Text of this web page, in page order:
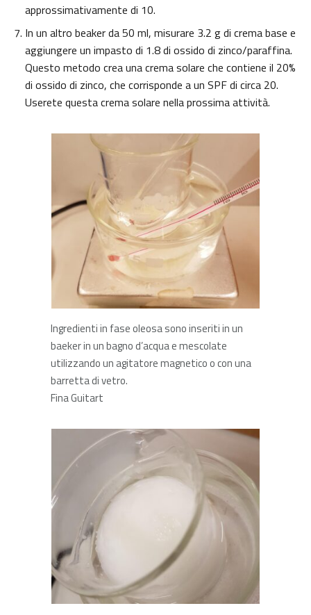
approssimativamente di 10.
In un altro beaker da 50 ml, misurare 3.2 g di crema base e
aggiungere un impasto di 1.8 di ossido di zinco/paraffina.
Questo metodo crea una crema solare che contiene il 20%
di ossido di zinco, che corrisponde a un SPF di circa 20.
Userete questa crema solare nella prossima attività.
Ingredienti in fase oleosa sono inseriti in un
baeker in un bagno d’acqua e mescolate
utilizzando un agitatore magnetico o con una
barretta di vetro.
Fina Guitart